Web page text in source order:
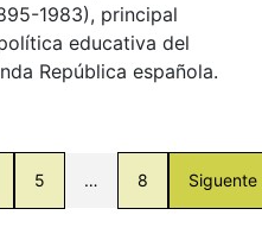
1983), principal
educativa del
República española.
5 … 8 Siguente